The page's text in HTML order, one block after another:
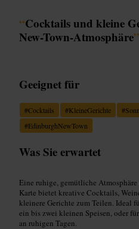
“Cocktails und kleine
New-Town-Atmosphäre”
Geeignet für
#Cocktails #KleineGerichte #
#EdinburghNewTown
Was Sie erwartet
Eine ruhige, gemütliche
Karte bietet kreative Cocktails,
kleinere Gerichte zum Teilen. Ideal
ein bis zwei kleinen Speisen, oder
an ruhigen Tagen.